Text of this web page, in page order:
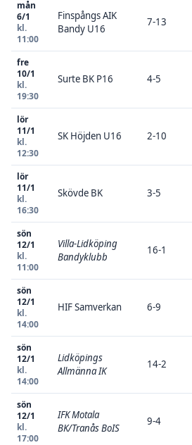
mån
6/1
kl.
11:00
Finspångs AIK
Bandy U16
7-13
fre
10/1
kl.
19:30
Surte BK P16 4-5
lör
11/1
kl.
12:30
SK Höjden U16 2-10
lör
11/1
kl.
16:30
Skövde BK 3-5
sön
12/1
kl.
11:00
Villa-Lidköping
Bandyklubb
16-1
sön
12/1
kl.
14:00
HIF Samverkan 6-9
sön
12/1
kl.
14:00
Lidköpings
Allmänna IK
14-2
sön
12/1
kl.
17:00
IFK Motala
BK/Tranås BoIS
9-4